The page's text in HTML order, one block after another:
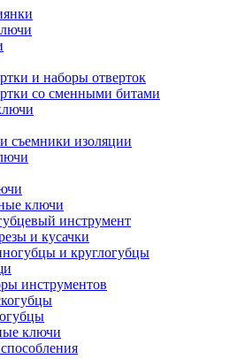
и наборы отверток
со сменными битами
съемники изоляции
ключи
инструмент
и кусачки
и круглогубцы
инструментов
ключи